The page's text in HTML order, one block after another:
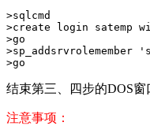
>sqlcmd
>create login satemp
>go
>sp_addsrvrolemember
>go
结束第三、四步的DOS窗
注意事项：